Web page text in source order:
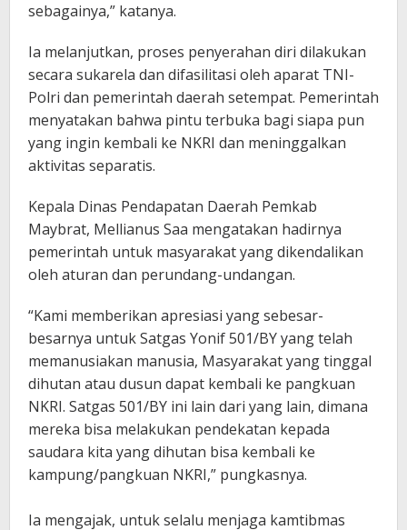
sebagainya,” katanya.
Ia melanjutkan, proses penyerahan diri dilakukan
secara sukarela dan difasilitasi oleh aparat TNI-
Polri dan pemerintah daerah setempat. Pemerintah
menyatakan bahwa pintu terbuka bagi siapa pun
yang ingin kembali ke NKRI dan meninggalkan
aktivitas separatis.
Kepala Dinas Pendapatan Daerah Pemkab
Maybrat, Mellianus Saa mengatakan hadirnya
pemerintah untuk masyarakat yang dikendalikan
oleh aturan dan perundang-undangan.
“Kami memberikan apresiasi yang sebesar-
besarnya untuk Satgas Yonif 501/BY yang telah
memanusiakan manusia, Masyarakat yang tinggal
dihutan atau dusun dapat kembali ke pangkuan
NKRI. Satgas 501/BY ini lain dari yang lain, dimana
mereka bisa melakukan pendekatan kepada
saudara kita yang dihutan bisa kembali ke
kampung/pangkuan NKRI,” pungkasnya.
Ia mengajak, untuk selalu menjaga kamtibmas